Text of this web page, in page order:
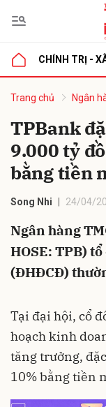
CHÍNH TRỊ -
Trang chủ Ngân
TPBank
9.000 tỷ
bằng tiền
Song Nhi 24/04/
Ngân hàng
HOSE: TPB)
(ĐHĐCĐ)
Tại đại hội, cổ
hoạch kinh
tăng trưởng,
10% bằng tiền
luận